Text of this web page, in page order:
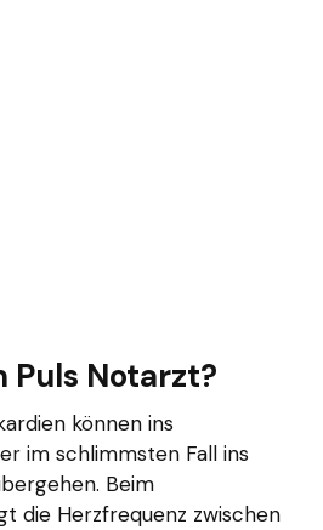
Puls Notarzt?
können ins
im schlimmsten Fall ins
Beim
die Herzfrequenz zwischen